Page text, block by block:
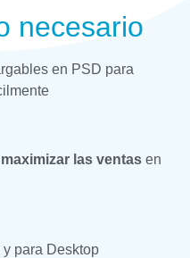
necesario
en PSD para
las ventas en
para Desktop